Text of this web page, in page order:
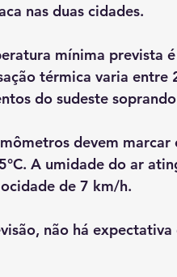
nas duas cidades.
mínima prevista
térmica varia
do sudeste
devem marcar
A umidade do ar
de 7 km/h.
não há expectativa